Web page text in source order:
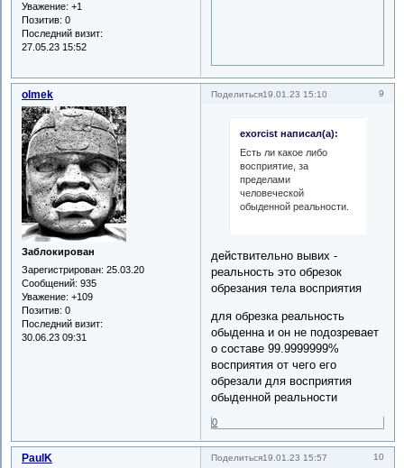
Уважение: +1
Позитив: 0
Последний визит:
27.05.23 15:52
Поделиться 9
19.01.23 15:10
olmek
Заблокирован
Зарегистрирован: 25.03.20
Сообщений: 935
Уважение: +109
Позитив: 0
Последний визит:
30.06.23 09:31
exorcist написал(а):
Есть ли какое либо
восприятие, за
пределами
человеческой
обыденной реальности.
действительно вывих -
реальность это обрезок
обрезания тела восприятия
для обрезка реальность
обыденна и он не подозревает
о составе 99.9999999%
восприятия от чего его
обрезали для восприятия
обыденной реальности
0
Поделиться 10
19.01.23 15:57
PaulK